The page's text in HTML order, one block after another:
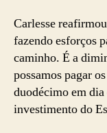
Carlesse
fazendo esforços
caminho. É a
possamos pagar
duodécimo em dia
investimento do